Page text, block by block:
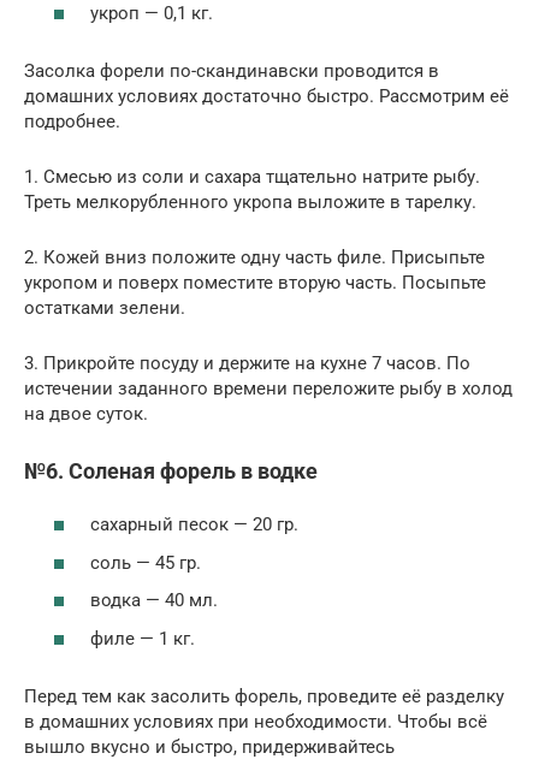
укроп — 0,1 кг.
Засолка форели по-скандинавски проводится в
домашних условиях достаточно быстро. Рассмотрим её
подробнее.
1. Смесью из соли и сахара тщательно натрите рыбу.
Треть мелкорубленного укропа выложите в тарелку.
2. Кожей вниз положите одну часть филе. Присыпьте
укропом и поверх поместите вторую часть. Посыпьте
остатками зелени.
3. Прикройте посуду и держите на кухне 7 часов. По
истечении заданного времени переложите рыбу в холод
на двое суток.
№6. Соленая форель в водке
сахарный песок — 20 гр.
соль — 45 гр.
водка — 40 мл.
филе — 1 кг.
Перед тем как засолить форель, проведите её разделку
в домашних условиях при необходимости. Чтобы всё
вышло вкусно и быстро, придерживайтесь